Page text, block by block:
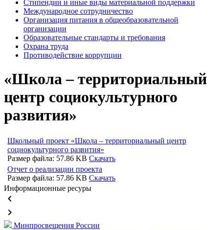
Стипендии и иные виды материальной поддержки
Международное сотрудничество
Организация питания в общеобразовательной
организации
Образовательные стандарты и требования
Охрана труда
Противодействие коррупции
«Школа – территориальный
центр социокультурного
развития»
Школьный проект «Школа – территориальный центр
социокультурного развития»
Размер файла: 57.86 KB Скачать
Отчет о реализации проекта
Размер файла: 57.86 KB Скачать
Информационные ресуры
keyboard_arrow_left
keyboard_arrow_right
Минпросвещения России